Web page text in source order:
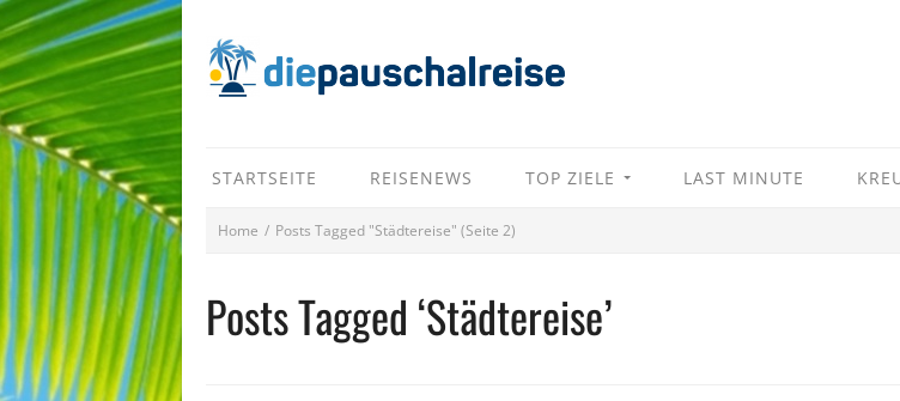
STARTSEITE REISENEWS TOP ZIELE LAST MINUTE
Home / Posts Tagged "Städtereise" (Seite 2)
Posts Tagged ‘Städtereise’